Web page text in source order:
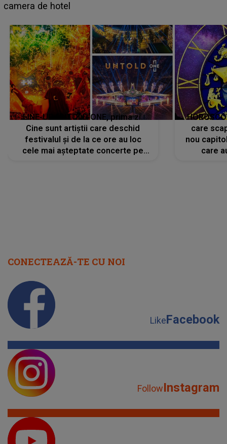
faptului împlinit, A RECUNOSCUT IMEDIAT: "Am
LINE-UP UNTOLD ONE, prima zi.
Cine sunt artiștii care deschid
festivalul și de la ce ore au loc
cele mai așteptate concerte pe
care
nou
care
CONECTEAZĂ-TE CU NOI
LikeFacebook
FollowInstagram